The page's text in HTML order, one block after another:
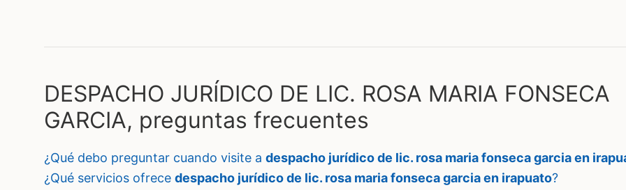
DESPACHO JURÍDICO DE LIC. ROSA MARIA FONSECA
GARCIA, preguntas frecuentes
¿qué debo preguntar cuando visite a despacho jurídico de lic. rosa maria fonseca garcia en
¿qué servicios ofrece despacho jurídico de lic. rosa maria fonseca garcia en irapuato?